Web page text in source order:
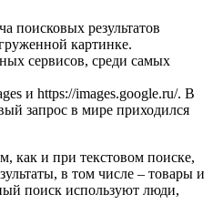
поисковых результатов
картинке.
сервисов, среди самых
и https://images.google.ru/. В
запрос в мире приходился
как и при текстовом поиске,
в том числе – товары и
поиск используют люди,